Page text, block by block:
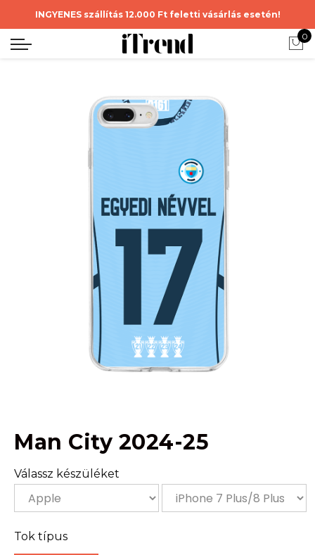
INGYENES szállítás 12.000 Ft feletti vásárlás esetén!
0
Man City 2024-25
Válassz készüléket
Tok típus